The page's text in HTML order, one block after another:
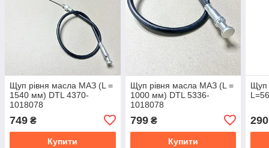
Щуп рівня масла МАЗ (L =
1540 мм) DTL 4370-
1018078
749 ₴
Купити
Щуп рівня масла МАЗ (L =
1000 мм) DTL 5336-
1018078
799₴
Купити
Щуп
290